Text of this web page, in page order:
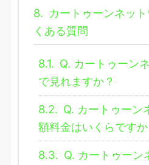
8. カートゥーンネッ
くある質問
8.1. Q. カートゥーン
で見れますか？
8.2. Q. カートゥーン
額料金はいくらですか
8.3. Q. カートゥーン